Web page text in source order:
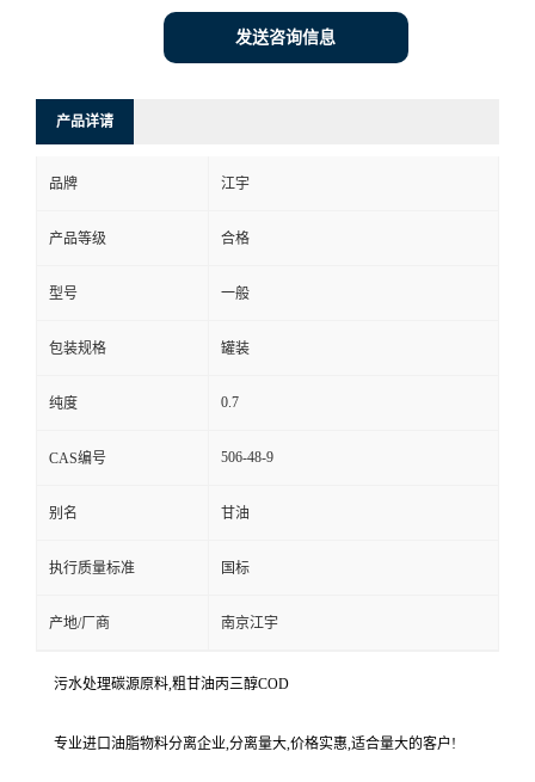
发送咨询信息
产品详请
品牌 江宇
产品等级 合格
型号 一般
包装规格 罐装
纯度 0.7
CAS编号 506-48-9
别名 甘油
执行质量标准 国标
产地/厂商 南京江宇
污水处理碳源原料,粗甘油丙三醇COD
专业进口油脂物料分离企业,分离量大,价格实惠,适合量大的客户!